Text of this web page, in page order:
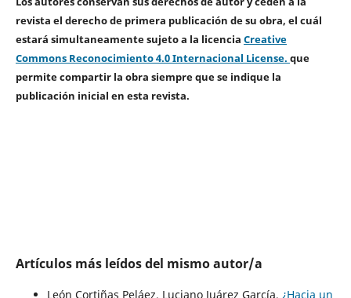
revista el derecho de primera publicación de su obra, el cuál
estará simultaneamente sujeto a la licencia Creative
Commons Reconocimiento 4.0 Internacional License. que
permite compartir la obra siempre que se indique la
publicación inicial en esta revista.
Artículos más leídos del mismo autor/a
León Cortiñas Peláez, Luciano Juárez García, ¿Hacia un